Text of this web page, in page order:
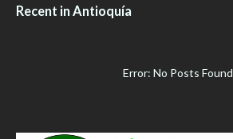
Recent in Antioquía
Error: No Posts Found